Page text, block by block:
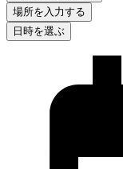
場所を入力する
日時を選ぶ